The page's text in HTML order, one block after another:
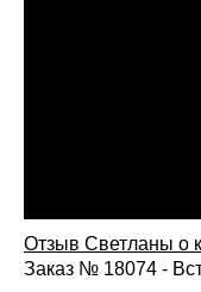
Отзыв Светланы о
Заказ № 18074 -